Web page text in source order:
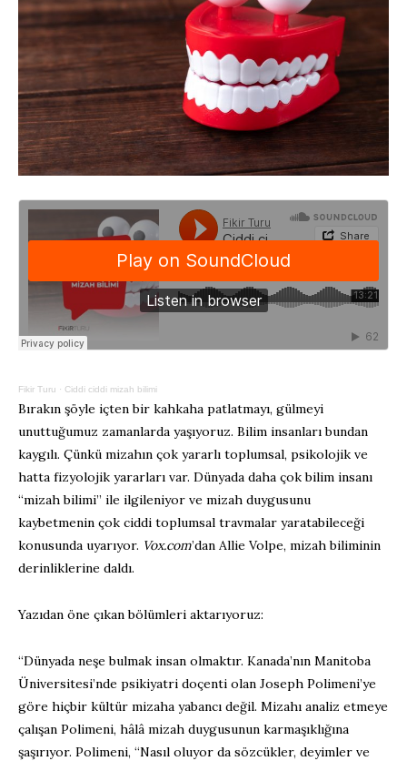
Fikir Turu · Ciddi ciddi mizah bilimi
Bırakın şöyle içten bir kahkaha patlatmayı, gülmeyi
unuttuğumuz zamanlarda yaşıyoruz. Bilim insanları bundan
kaygılı. Çünkü mizahın çok yararlı toplumsal, psikolojik ve
hatta fizyolojik yararları var. Dünyada daha çok bilim insanı
“mizah bilimi” ile ilgileniyor ve mizah duygusunu
kaybetmenin çok ciddi toplumsal travmalar yaratabileceği
konusunda uyarıyor. Vox.com’dan Allie Volpe, mizah biliminin
derinliklerine daldı.
Yazıdan öne çıkan bölümleri aktarıyoruz:
“Dünyada neşe bulmak insan olmaktır. Kanada’nın Manitoba
Üniversitesi’nde psikiyatri doçenti olan Joseph Polimeni’ye
göre hiçbir kültür mizaha yabancı değil. Mizahı analiz etmeye
çalışan Polimeni, hâlâ mizah duygusunun karmaşıklığına
şaşırıyor. Polimeni, “Nasıl oluyor da sözcükler, deyimler ve